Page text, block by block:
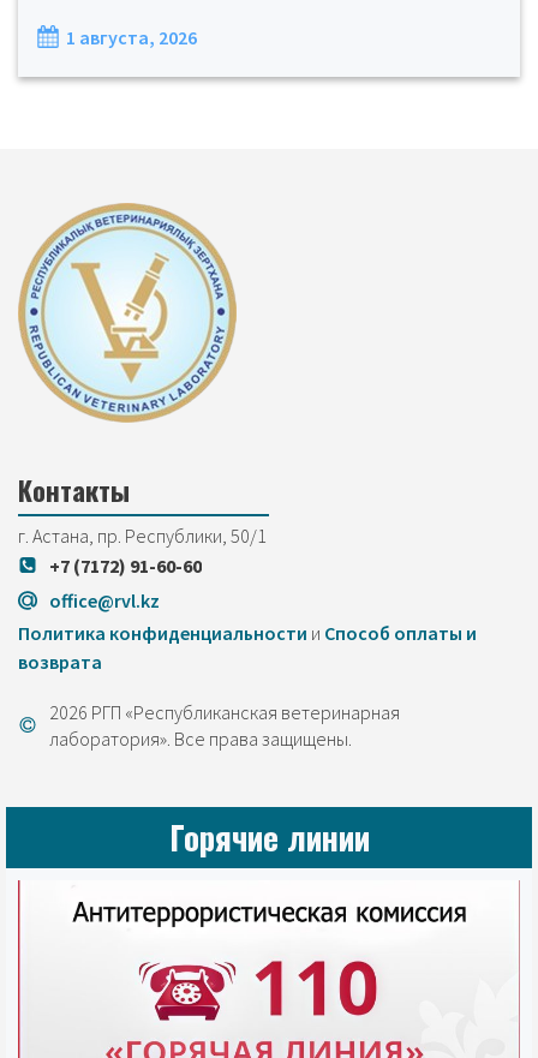
1 августа, 2026
Контакты
г. Астана, пр. Республики, 50/1
+7 (7172) 91-60-60
office@rvl.kz
Политика конфиденциальности и Cпособ оплаты и
возврата
2026 РГП «Республиканская ветеринарная
лаборатория». Все права защищены.
Горячие линии